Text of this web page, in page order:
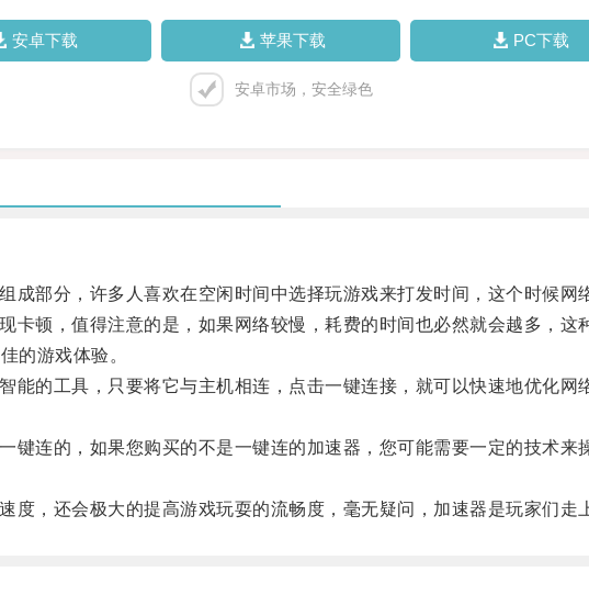
安卓下载 苹果下载 PC下载
安卓市场，安全绿色
部分，许多人喜欢在空闲时间中选择玩游戏来打发时间，这个时候网
顿，值得注意的是，如果网络较慢，耗费的时间也必然就会越多，这
的游戏体验。
的工具，只要将它与主机相连，点击一键连接，就可以快速地优化网
连的，如果您购买的不是一键连的加速器，您可能需要一定的技术来
，还会极大的提高游戏玩耍的流畅度，毫无疑问，加速器是玩家们走